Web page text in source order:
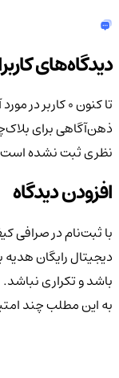
دیدگاه‌های
تا کنون 0 کاربر در مورد
ذهن‌آگاهی برای
نظری ثبت نشده است!
افزودن دیدگاه
با ثبت‌نام در صرافی
باشد و تکراری نباشد.
به این مطلب چند